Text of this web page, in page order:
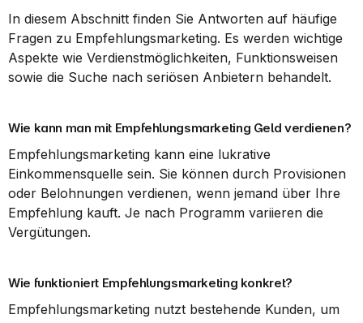
In diesem Abschnitt finden Sie Antworten auf häufige
Fragen zu Empfehlungsmarketing. Es werden wichtige
Aspekte wie Verdienstmöglichkeiten, Funktionsweisen
sowie die Suche nach seriösen Anbietern behandelt.
Wie kann man mit Empfehlungsmarketing Geld verdienen?
Empfehlungsmarketing kann eine lukrative
Einkommensquelle sein. Sie können durch Provisionen
oder Belohnungen verdienen, wenn jemand über Ihre
Empfehlung kauft. Je nach Programm variieren die
Vergütungen.
Wie funktioniert Empfehlungsmarketing konkret?
Empfehlungsmarketing nutzt bestehende Kunden, um